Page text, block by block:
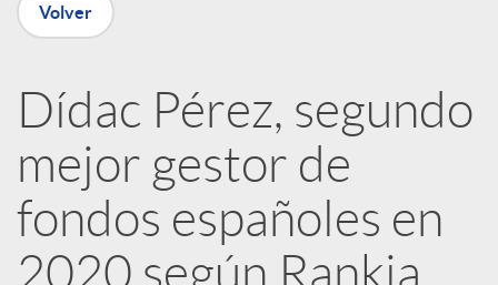
n
R
e
d
Volver
Dídac Pérez, segundo
mejor gestor de
fondos españoles en
2020 según Rankia